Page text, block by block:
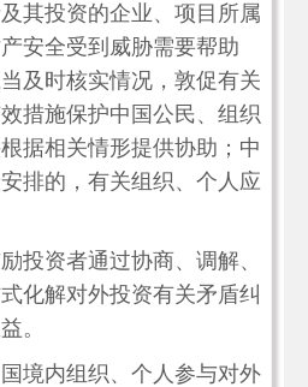
其投资的企业、项目所属
安全受到威胁需要帮助
及时核实情况，敦促有关
措施保护中国公民、组织
据相关情形提供协助；中
排的，有关组织、个人应
投资者通过协商、调解、
化解对外投资有关矛盾纠
。
境内组织、个人参与对外